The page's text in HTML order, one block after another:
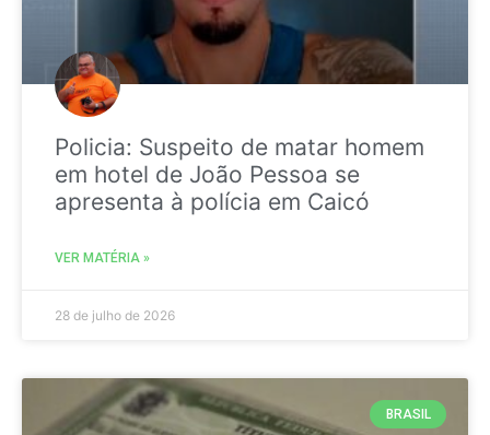
Policia: Suspeito de matar homem
em hotel de João Pessoa se
apresenta à polícia em Caicó
VER MATÉRIA »
28 de julho de 2026
BRASIL